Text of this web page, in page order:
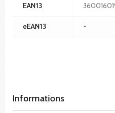
EAN13
eEAN13 -
Informations